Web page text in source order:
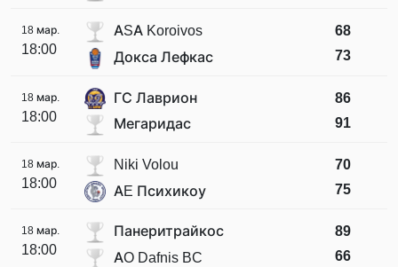
18 мар.
18:00
ASA Koroivos
Докса Лефкас
68
73
18 мар.
18:00
ГС Лаврион
Мегаридас
86
91
18 мар.
18:00
Niki Volou
AE Психикоу
70
75
18 мар.
18:00
Панеритрайкос
AO Dafnis BC
89
66